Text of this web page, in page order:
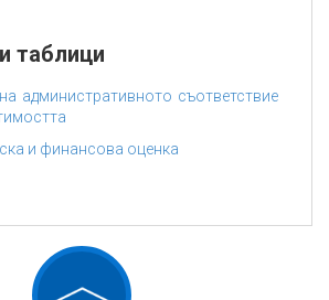
таблици
административното съответствие
и финансова оценка